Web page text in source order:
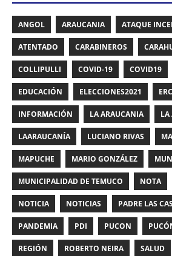
ANGOL ARAUCANIA ATAQUE
ATENTADO CARABINEROS
COLLIPULLI COVID-19 COVID19
EDUCACIÓN ELECCIONES2021
INFORMACIÓN LA ARAUCANIA LA
LAARAUCANÍA LUCIANO RIVAS
MAPUCHE MARIO GONZÁLEZ
MUNICIPALIDAD DE TEMUCO NOTA
NOTICIA NOTICIAS PADRE LAS
PANDEMIA PDI PUCON
REGIÓN ROBERTO NEIRA SALUD